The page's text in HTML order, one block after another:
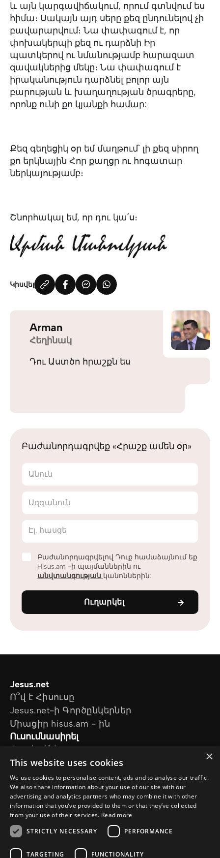
և այն կարգավիճակում, որում գտնվում ես
հիմա։ Սակայն այդ սերը քեզ ընդունելով չի
բավարարվում։ Նա փափագում է, որ
փոխակերպի քեզ ու դարձնի Իր
պատկերով ու նմանությամբ հարազատ
զավակներից մեկը։ Նա փափագում է
իրականություն դարձնել բոլոր այն
բարության և խաղաղության ծրագրերը,
որոնք ունի քո կյանքի համար:
Քեզ գեղեցիկ օր եմ մաղթում՝ լի քեզ սիրող
քո երկնային Հոր քաղցր ու հոգատար
ներկայությամբ։
Շնորհակալ եմ, որ դու կա՛ս։
Կիսվել
Arman
Հեղինակ
Դու Աստծո հրաշքն ես
Բաժանորդագրվեք «Հրաշք ամեն օր»
Անուն
Ազգանուն
Էլ. հասցե
Բաժանորդագրվելով Դուք համաձայնում եք
Hisus.am -ի պայմաններին ու
անվտանգության կանոններին:
Ուղարկել
Jesus.net
Ո՞վ է Հիսուսը
Jesus.net-ի Գործընկերներ
Միացիր hisus.am - ին
Ուսումնասիրել
Հոդվածներ
Տեսանյութեր
Մեր նախագծերը
Ես հարց ունեմ
Հետևեք մեզ
×
This website uses cookies
We use cookies to personalise content, ads and to analyse our traffic.
We also share information about your use of our site with our
advertising and analytics partners who may combine it with other
information that you’ve provided to them or that they’ve collected
from your use of their services. Read more
STRICTLY NECESSARY
PERFORMANCE
TARGETING FUNCTIONALITY